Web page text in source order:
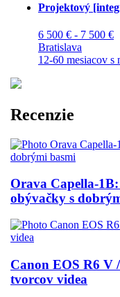
Projektový
6 500 € - 7 500 €
Bratislava
12-60 mesiacov s
Recenzie
Orava Capella-
obývačky s
Canon EOS R6 V
tvorcov videa